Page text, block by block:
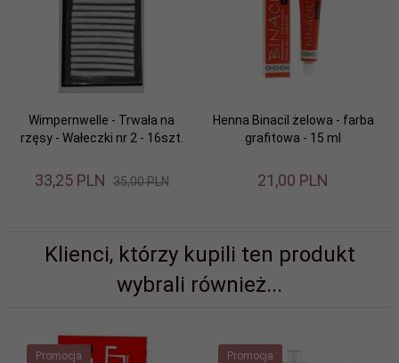
Wimpernwelle - Trwała na
rzęsy - Wałeczki nr 2 - 16szt.
33,25 PLN 35,00 PLN
Henna Binacil żelowa - farba
grafitowa - 15 ml
21,00 PLN
Klienci, którzy kupili ten produkt
wybrali również...
Promocja Promocja